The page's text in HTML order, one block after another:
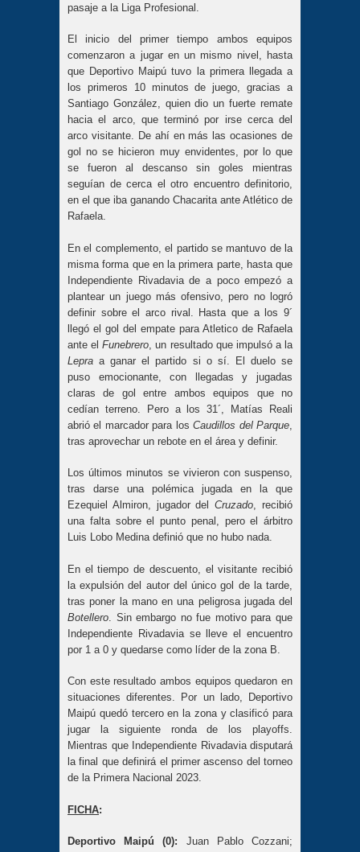
pasaje a la Liga Profesional.
El inicio del primer tiempo ambos equipos
comenzaron a jugar en un mismo nivel, hasta
que Deportivo Maipú tuvo la primera llegada a
los primeros 10 minutos de juego, gracias a
Santiago González, quien dio un fuerte remate
hacia el arco, que terminó por irse cerca del
arco visitante. De ahí en más las ocasiones de
gol no se hicieron muy envidentes, por lo que
se fueron al descanso sin goles mientras
seguían de cerca el otro encuentro definitorio,
en el que iba ganando Chacarita ante Atlético de
Rafaela.
En el complemento, el partido se mantuvo de la
misma forma que en la primera parte, hasta que
Independiente Rivadavia de a poco empezó a
plantear un juego más ofensivo, pero no logró
definir sobre el arco rival. Hasta que a los 9´
llegó el gol del empate para Atletico de Rafaela
ante elFunebrero , un resultado que impulsó a la
Lepraa ganar el partido si o sí. El duelo se
puso emocionante, con llegadas y jugadas
claras de gol entre ambos equipos que no
cedían terreno. Pero a los 31´, Matías Reali
abrió el marcador para losCaudillos del Parque
tras aprovechar un rebote en el área y definir.
Los últimos minutos se vivieron con suspenso,
tras darse una polémica jugada en la que
Ezequiel Almiron, jugador delCruzado, recibió
una falta sobre el punto penal, pero el árbitro
Luis Lobo Medina definió que no hubo nada.
En el tiempo de descuento, el visitante recibió
la expulsión del autor del único gol de la tarde,
tras poner la mano en una peligrosa jugada del
Botellero . Sin embargo no fue motivo para que
Independiente Rivadavia se lleve el encuentro
por 1 a 0 y quedarse como líder de la zona B.
Con este resultado ambos equipos quedaron en
situaciones diferentes. Por un lado, Deportivo
Maipú quedó tercero en la zona y clasificó para
jugar la siguiente ronda de los playoffs.
Mientras que Independiente Rivadavia disputará
la final que definirá el primer ascenso del torneo
de la Primera Nacional 2023.
FICHA:
Deportivo Maipú (0): Juan Pablo Cozzani;